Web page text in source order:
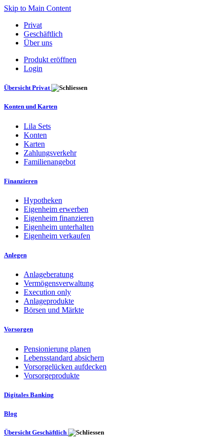
Skip to Main Content
Privat
Geschäftlich
Über uns
Produkt eröffnen
Login
Übersicht Privat
Konten und Karten
Lila Sets
Konten
Karten
Zahlungsverkehr
Familienangebot
Finanzieren
Hypotheken
Eigenheim erwerben
Eigenheim finanzieren
Eigenheim unterhalten
Eigenheim verkaufen
Anlegen
Anlageberatung
Vermögensverwaltung
Execution only
Anlageprodukte
Börsen und Märkte
Vorsorgen
Pensionierung planen
Lebensstandard absichern
Vorsorgelücken aufdecken
Vorsorgeprodukte
Digitales Banking
Blog
Übersicht Geschäftlich